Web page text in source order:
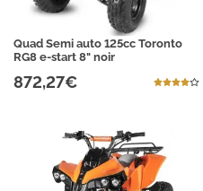
Quad Semi auto 125cc Toronto
RG8 e-start 8" noir
872,27€